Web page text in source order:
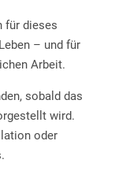
für dieses
– und für
Arbeit.
sobald das
wird.
oder